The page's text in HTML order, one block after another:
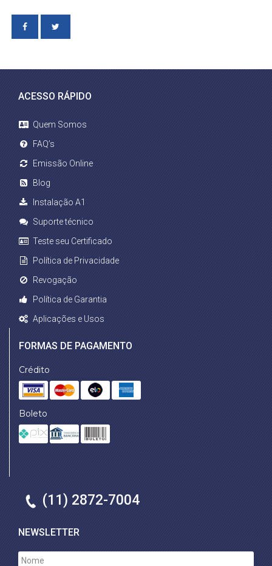
ACESSO RÁPIDO
Quem Somos
FAQ’s
Emissão Online
Blog
Instalação A1
Suporte técnico
Teste seu Certificado
Política de Privacidade
Revogação
Política de Garantia
Aplicações e Usos
FORMAS DE PAGAMENTO
Crédito
Boleto
(11) 2872-7004
NEWSLETTER